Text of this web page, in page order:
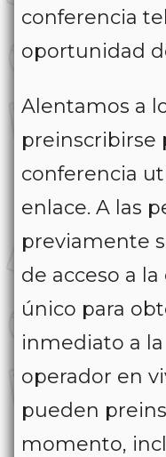
conferencia
oportunidad
Alentamos a
preinscribirse
conferencia
enlace. A las
previamente
de acceso a
único para
inmediato a
operador en
pueden
momento,